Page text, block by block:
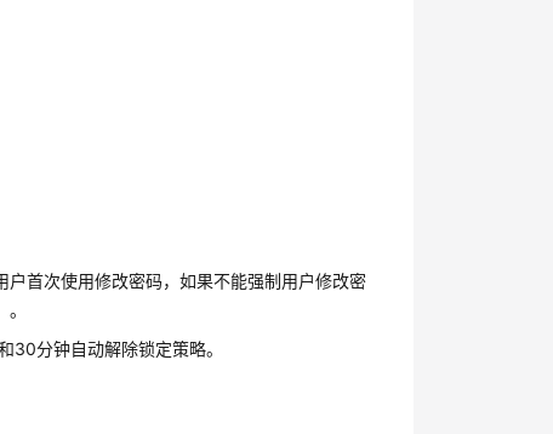
首次使用修改密码，如果不能强制用户修改密
30分钟自动解除锁定策略。